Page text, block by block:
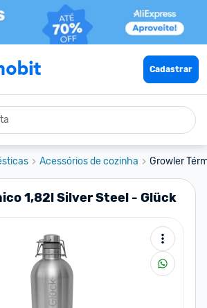
Cadastrar
Acessórios de cozinha Growler
1,82l Silver Steel - Glück